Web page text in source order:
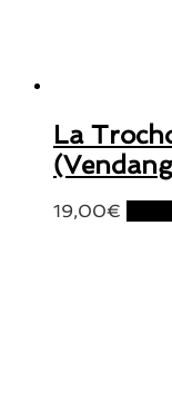
La
19,00€